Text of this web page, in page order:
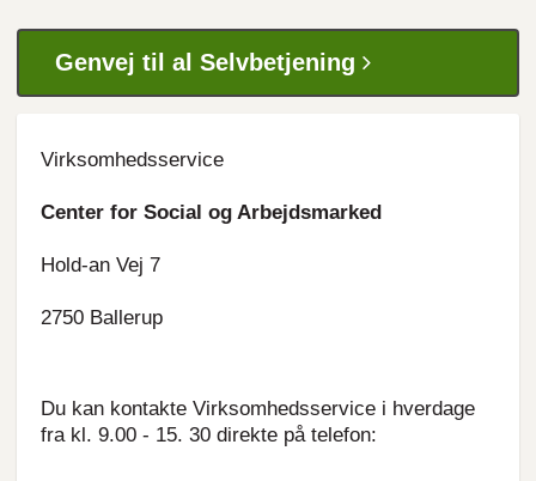
Genvej til al Selvbetjening
Virksomhedsservice
Center for Social og Arbejdsmarked
Hold-an Vej 7
2750 Ballerup
Du kan kontakte Virksomhedsservice i hverdage
fra kl. 9.00 - 15. 30 direkte på telefon: